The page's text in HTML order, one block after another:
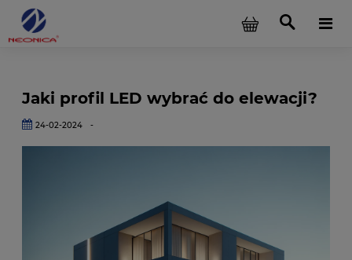
Jaki profil LED wybrać do elewacji?
24-02-2024 -